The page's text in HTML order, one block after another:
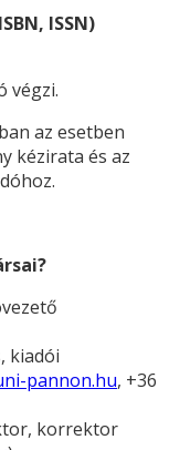
ISSN)
végzi.
az esetben
kézirata és az
kiadói
pannon.hu, +36
korrektor